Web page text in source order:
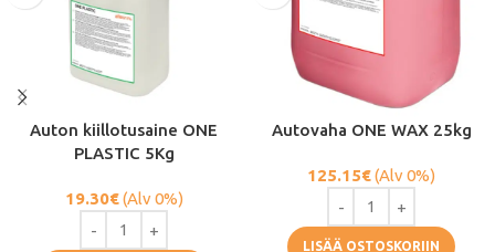
Auton kiillotusaine ONE
PLASTIC 5Kg
19.30€(Alv 0%)
Autovaha ONE WAX 25kg
125.15€(Alv 0%)
LISÄÄ OSTOSKORIIN